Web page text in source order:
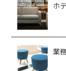
ホ
業